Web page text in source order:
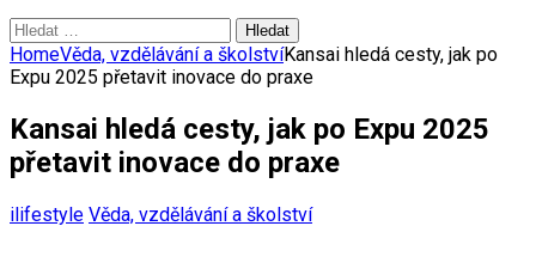
Vyhledávání
HomeVěda, vzdělávání a školstvíKansai hledá cesty, jak po
Expu 2025 přetavit inovace do praxe
Kansai hledá cesty, jak po Expu 2025
přetavit inovace do praxe
ilifestyle Věda, vzdělávání a školství